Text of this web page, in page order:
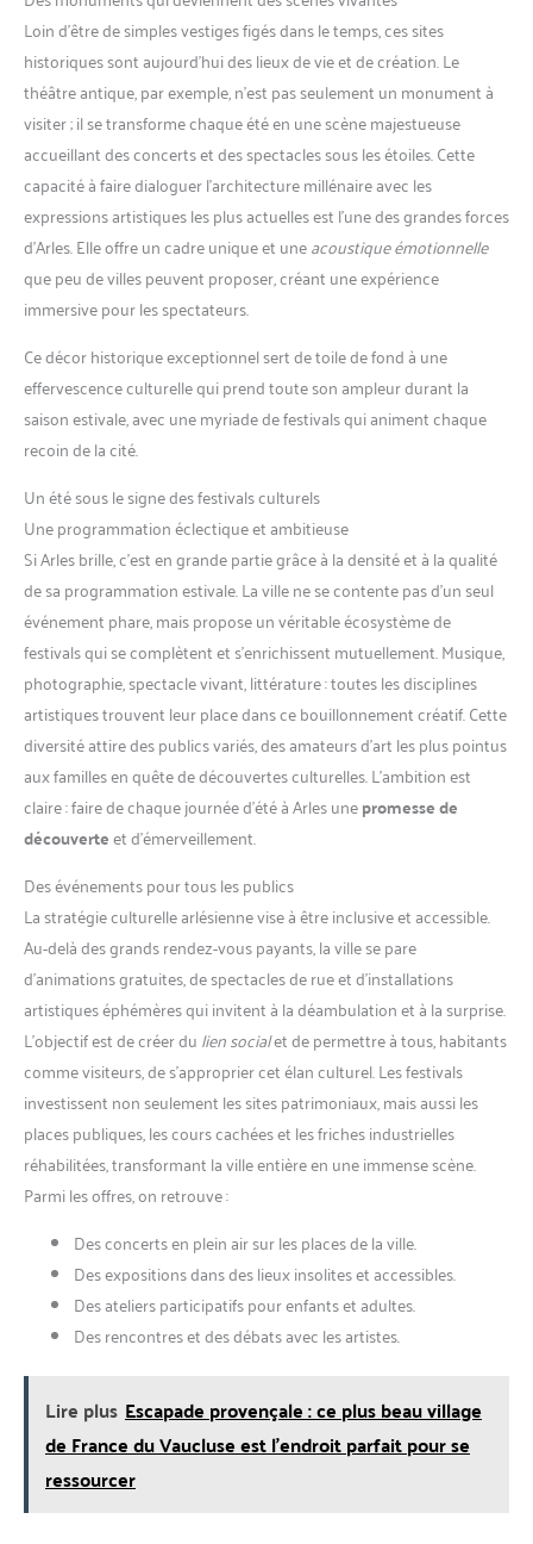
Loin d’être de simples vestiges figés dans le temps, ces sites
historiques sont aujourd’hui des lieux de vie et de création. Le
théâtre antique, par exemple, n’est pas seulement un monument à
visiter ; il se transforme chaque été en une scène majestueuse
accueillant des concerts et des spectacles sous les étoiles. Cette
capacité à faire dialoguer l’architecture millénaire avec les
expressions artistiques les plus actuelles est l’une des grandes forces
d’Arles. Elle offre un cadre unique et uneacoustique émotionnelle
que peu de villes peuvent proposer, créant une expérience
immersive pour les spectateurs.
Ce décor historique exceptionnel sert de toile de fond à une
effervescence culturelle qui prend toute son ampleur durant la
saison estivale, avec une myriade de festivals qui animent chaque
recoin de la cité.
Un été sous le signe des festivals culturels
Une programmation éclectique et ambitieuse
Si Arles brille, c’est en grande partie grâce à la densité et à la qualité
de sa programmation estivale. La ville ne se contente pas d’un seul
événement phare, mais propose un véritable écosystème de
festivals qui se complètent et s’enrichissent mutuellement. Musique,
photographie, spectacle vivant, littérature : toutes les disciplines
artistiques trouvent leur place dans ce bouillonnement créatif. Cette
diversité attire des publics variés, des amateurs d’art les plus pointus
aux familles en quête de découvertes culturelles. L’ambition est
claire : faire de chaque journée d’été à Arles unepromesse de
découverteet d’émerveillement.
Des événements pour tous les publics
La stratégie culturelle arlésienne vise à être inclusive et accessible.
Au-delà des grands rendez-vous payants, la ville se pare
d’animations gratuites, de spectacles de rue et d’installations
artistiques éphémères qui invitent à la déambulation et à la surprise.
L’objectif est de créer du lien socialet de permettre à tous, habitants
comme visiteurs, de s’approprier cet élan culturel. Les festivals
investissent non seulement les sites patrimoniaux, mais aussi les
places publiques, les cours cachées et les friches industrielles
réhabilitées, transformant la ville entière en une immense scène.
Parmi les offres, on retrouve :
Des concerts en plein air sur les places de la ville.
Des expositions dans des lieux insolites et accessibles.
Des ateliers participatifs pour enfants et adultes.
Des rencontres et des débats avec les artistes.
Lire plus Escapade provençale : ce plus beau village
de France du Vaucluse est l'endroit parfait pour se
ressourcer